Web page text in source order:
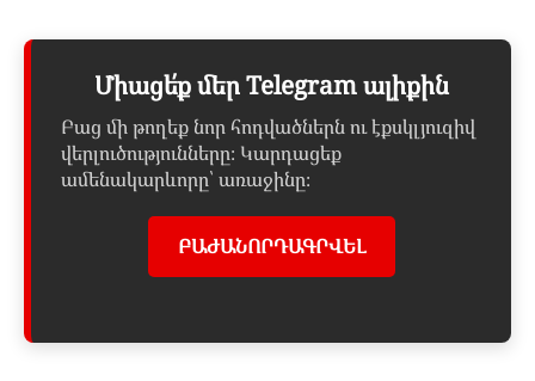
Միացե՛ք մեր Telegram ալիքին
Բաց մի թողեք նոր հոդվածներն ու էքսկլյուզիվ
վերլուծությունները։ Կարդացեք
ամենակարևորը՝ առաջինը։
ԲԱԺԱՆՈՐԴԱԳՐՎԵԼ